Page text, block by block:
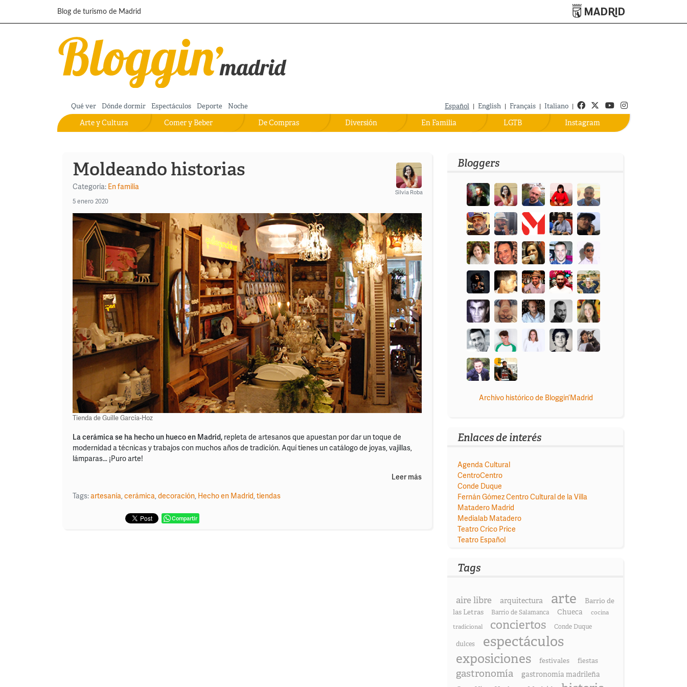
Pasar al contenido principal
Blog de turismo de Madrid
Turismo de Madrid
Qué ver Dónde dormir Espectáculos Deporte Noche Español | English | Français | Italiano | Facebook
TwitterYoutube
Instagram
Instagram
LGTB
En Familia
Diversión
De Compras
Comer y Beber
Arte y Cultura
Moldeando historias
Categoría: En familia
5 enero 2020
Silvia Roba
Tienda de Guille García-Hoz
La cerámica se ha hecho un hueco en Madrid, repleta de artesanos que apuestan por dar un toque de
modernidad a técnicas y trabajos con muchos años de tradición. Aquí tienes un catálogo de joyas, vajillas,
lámparas… ¡Puro arte!
Leer más
Tags:artesanía,cerámica,decoración, Hecho en Madrid,tiendas
Compartir
Bloggers
Archivo histórico de Bloggin’Madrid
Enlaces de interés
Agenda Cultural
CentroCentro
Conde Duque
Fernán Gómez Centro Cultural de la Villa
Matadero Madrid
Medialab Matadero
Teatro Crico Price
Teatro Español
Tags
aire libre arquitectura arte
Barrio de
las Letras
Barrio de Salamanca Chueca
cocina
tradicional
conciertos Conde Duque
dulces espectáculos
exposiciones festivales fiestas
gastronomía gastronomía madrileña